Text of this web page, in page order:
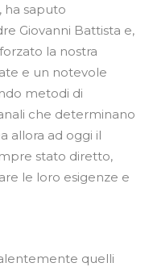
ha saputo
Giovanni Battista e,
la nostra
e un notevole
metodi di
che determinano
allora ad oggi il
stato diretto,
le loro esigenze e
quelli